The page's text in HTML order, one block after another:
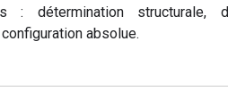
: détermination structurale,
absolue.